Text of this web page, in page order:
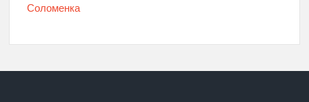
Соломенка